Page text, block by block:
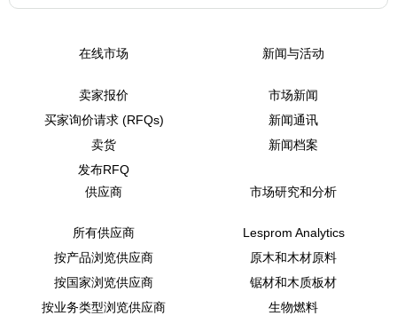
在线市场
卖家报价
买家询价请求 (RFQs)
卖货
发布RFQ
新闻与活动
市场新闻
新闻通讯
新闻档案
供应商
所有供应商
按产品浏览供应商
按国家浏览供应商
按业务类型浏览供应商
市场研究和分析
Lesprom Analytics
原木和木材原料
锯材和木质板材
生物燃料